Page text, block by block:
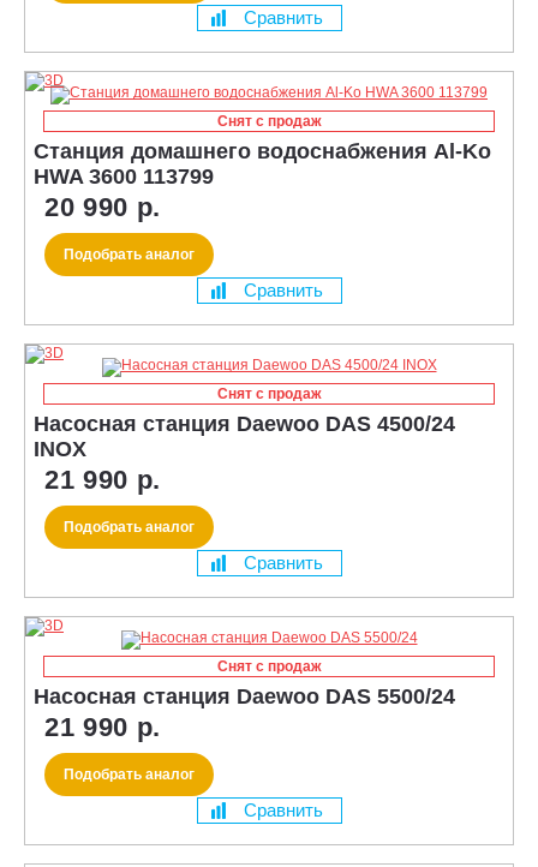
Сравнить
Снят с продаж
Станция домашнего водоснабжения Al-Ko
HWA 3600 113799
20 990 р.
Подобрать аналог
Сравнить
Снят с продаж
Насосная станция Daewoo DAS 4500/24
INOX
21 990 р.
Подобрать аналог
Сравнить
Снят с продаж
Насосная станция Daewoo DAS 5500/24
21 990 р.
Подобрать аналог
Сравнить